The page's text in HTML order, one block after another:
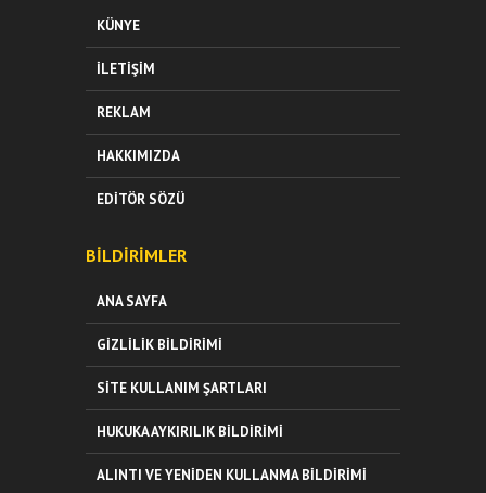
KÜNYE
İLETIŞIM
REKLAM
HAKKIMIZDA
EDITÖR SÖZÜ
BILDIRIMLER
ANA SAYFA
GIZLILIK BILDIRIMI
SITE KULLANIM ŞARTLARI
HUKUKA AYKIRILIK BILDIRIMI
ALINTI VE YENIDEN KULLANMA BILDIRIMI